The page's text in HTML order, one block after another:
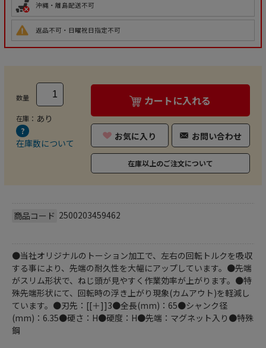
沖縄・離島配送不可
返品不可・日曜祝日指定不可
数量
在庫： あり
在庫数について
カートに入れる
お気に入り お問い合わせ
在庫以上のご注文について
商品コード 2500203459462
●当社オリジナルのトーション加工で、左右の回転トルクを吸収
する事により、先端の耐久性を大幅にアップしています。●先端
がスリム形状で、ねじ頭が見やすく作業効率が上がります。●特
殊先端形状にて、回転時の浮き上がり現象(カムアウト)を軽減し
ています。●刃先：[[＋]]3●全長(mm)：65●シャンク径
(mm)：6.35●硬さ：H●硬度：H●先端：マグネット入り●特殊
鋼